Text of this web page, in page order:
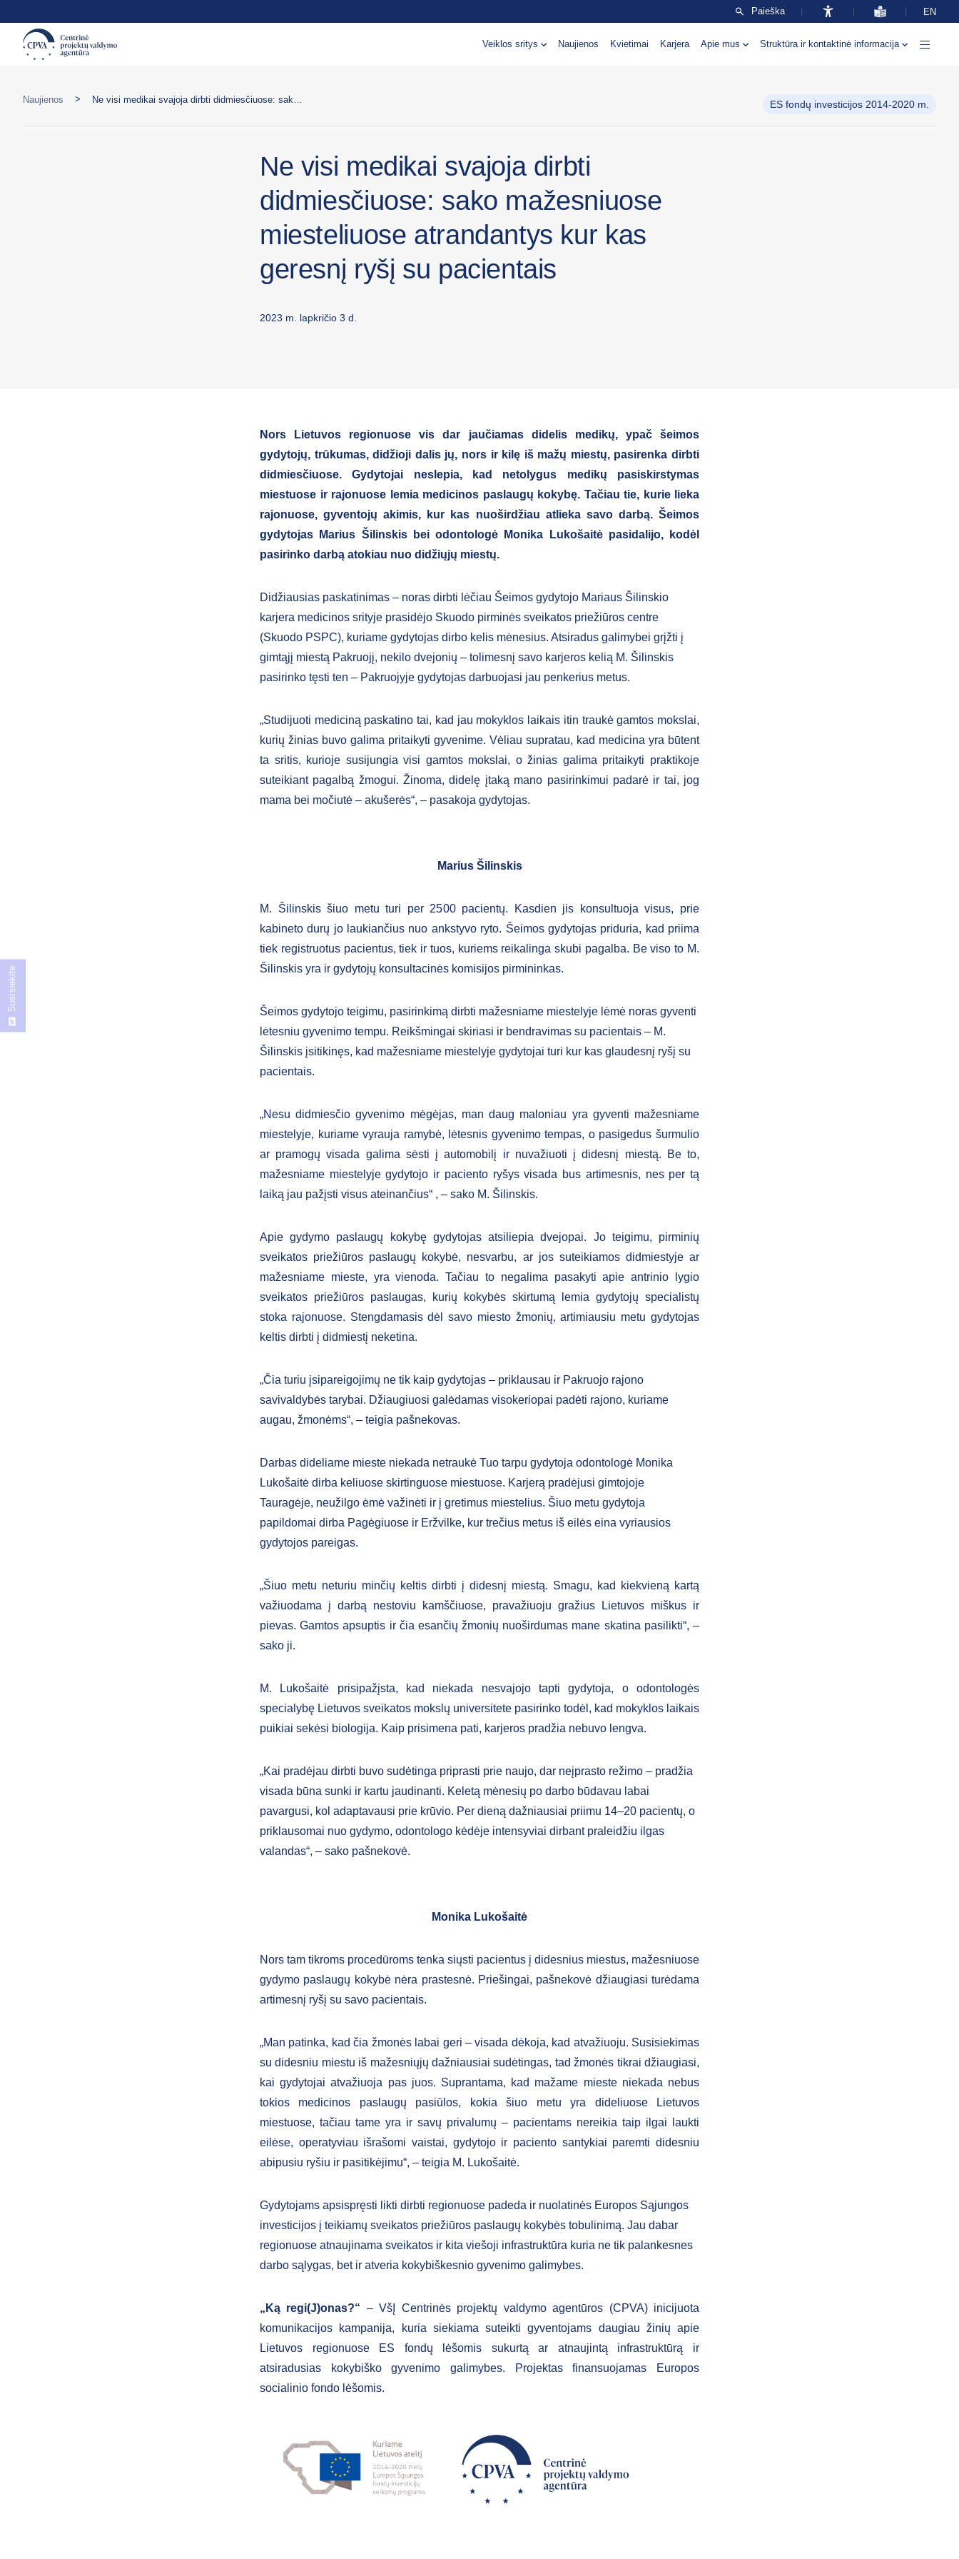
Paieška EN
Veiklos sritys Naujienos Kvietimai Karjera Apie mus Struktūra ir kontaktinė informacija
Naujienos > ES fondų investicijos 2014-2020 m.
Ne visi medikai svajoja dirbti
didmiesčiuose: sako mažesniuose
miesteliuose atrandantys kur kas
geresnį ryšį su pacientais
2023 m. lapkričio 3 d.
Nors Lietuvos regionuose vis dar jaučiamas didelis medikų, ypač šeimos
gydytojų, trūkumas, didžioji dalis jų, nors ir kilę iš mažų miestų, pasirenka dirbti
didmiesčiuose. Gydytojai neslepia, kad netolygus medikų pasiskirstymas
miestuose ir rajonuose lemia medicinos paslaugų kokybę. Tačiau tie, kurie lieka
rajonuose, gyventojų akimis, kur kas nuoširdžiau atlieka savo darbą. Šeimos
gydytojas Marius Šilinskis bei odontologė Monika Lukošaitė pasidalijo, kodėl
pasirinko darbą atokiau nuo didžiųjų miestų.
Didžiausias paskatinimas – noras dirbti lėčiau Šeimos gydytojo Mariaus Šilinskio
karjera medicinos srityje prasidėjo Skuodo pirminės sveikatos priežiūros centre
(Skuodo PSPC), kuriame gydytojas dirbo kelis mėnesius. Atsiradus galimybei grįžti į
gimtąjį miestą Pakruojį, nekilo dvejonių – tolimesnį savo karjeros kelią M. Šilinskis
pasirinko tęsti ten – Pakruojyje gydytojas darbuojasi jau penkerius metus.
„Studijuoti mediciną paskatino tai, kad jau mokyklos laikais itin traukė gamtos mokslai,
kurių žinias buvo galima pritaikyti gyvenime. Vėliau supratau, kad medicina yra būtent
ta sritis, kurioje susijungia visi gamtos mokslai, o žinias galima pritaikyti praktikoje
suteikiant pagalbą žmogui. Žinoma, didelę įtaką mano pasirinkimui padarė ir tai, jog
mama bei močiutė – akušerės“, – pasakoja gydytojas.
Marius Šilinskis
M. Šilinskis šiuo metu turi per 2500 pacientų. Kasdien jis konsultuoja visus, prie
kabineto durų jo laukiančius nuo ankstyvo ryto. Šeimos gydytojas priduria, kad priima
tiek registruotus pacientus, tiek ir tuos, kuriems reikalinga skubi pagalba. Be viso to M.
Šilinskis yra ir gydytojų konsultacinės komisijos pirmininkas.
Šeimos gydytojo teigimu, pasirinkimą dirbti mažesniame miestelyje lėmė noras gyventi
lėtesniu gyvenimo tempu. Reikšmingai skiriasi ir bendravimas su pacientais – M.
Šilinskis įsitikinęs, kad mažesniame miestelyje gydytojai turi kur kas glaudesnį ryšį su
pacientais.
„Nesu didmiesčio gyvenimo mėgėjas, man daug maloniau yra gyventi mažesniame
miestelyje, kuriame vyrauja ramybė, lėtesnis gyvenimo tempas, o pasigedus šurmulio
ar pramogų visada galima sėsti į automobilį ir nuvažiuoti į didesnį miestą. Be to,
mažesniame miestelyje gydytojo ir paciento ryšys visada bus artimesnis, nes per tą
laiką jau pažįsti visus ateinančius“ , – sako M. Šilinskis.
Apie gydymo paslaugų kokybę gydytojas atsiliepia dvejopai. Jo teigimu, pirminių
sveikatos priežiūros paslaugų kokybė, nesvarbu, ar jos suteikiamos didmiestyje ar
mažesniame mieste, yra vienoda. Tačiau to negalima pasakyti apie antrinio lygio
sveikatos priežiūros paslaugas, kurių kokybės skirtumą lemia gydytojų specialistų
stoka rajonuose. Stengdamasis dėl savo miesto žmonių, artimiausiu metu gydytojas
keltis dirbti į didmiestį neketina.
„Čia turiu įsipareigojimų ne tik kaip gydytojas – priklausau ir Pakruojo rajono
savivaldybės tarybai. Džiaugiuosi galėdamas visokeriopai padėti rajono, kuriame
augau, žmonėms“, – teigia pašnekovas.
Darbas dideliame mieste niekada netraukė Tuo tarpu gydytoja odontologė Monika
Lukošaitė dirba keliuose skirtinguose miestuose. Karjerą pradėjusi gimtojoje
Tauragėje, neužilgo ėmė važinėti ir į gretimus miestelius. Šiuo metu gydytoja
papildomai dirba Pagėgiuose ir Eržvilke, kur trečius metus iš eilės eina vyriausios
gydytojos pareigas.
„Šiuo metu neturiu minčių keltis dirbti į didesnį miestą. Smagu, kad kiekvieną kartą
važiuodama į darbą nestoviu kamščiuose, pravažiuoju gražius Lietuvos miškus ir
pievas. Gamtos apsuptis ir čia esančių žmonių nuoširdumas mane skatina pasilikti“, –
sako ji.
M. Lukošaitė prisipažįsta, kad niekada nesvajojo tapti gydytoja, o odontologės
specialybę Lietuvos sveikatos mokslų universitete pasirinko todėl, kad mokyklos laikais
puikiai sekėsi biologija. Kaip prisimena pati, karjeros pradžia nebuvo lengva.
„Kai pradėjau dirbti buvo sudėtinga priprasti prie naujo, dar neįprasto režimo – pradžia
visada būna sunki ir kartu jaudinanti. Keletą mėnesių po darbo būdavau labai
pavargusi, kol adaptavausi prie krūvio. Per dieną dažniausiai priimu 14–20 pacientų, o
priklausomai nuo gydymo, odontologo kėdėje intensyviai dirbant praleidžiu ilgas
valandas“, – sako pašnekovė.
Monika Lukošaitė
Nors tam tikroms procedūroms tenka siųsti pacientus į didesnius miestus, mažesniuose
gydymo paslaugų kokybė nėra prastesnė. Priešingai, pašnekovė džiaugiasi turėdama
artimesnį ryšį su savo pacientais.
„Man patinka, kad čia žmonės labai geri – visada dėkoja, kad atvažiuoju. Susisiekimas
su didesniu miestu iš mažesniųjų dažniausiai sudėtingas, tad žmonės tikrai džiaugiasi,
kai gydytojai atvažiuoja pas juos. Suprantama, kad mažame mieste niekada nebus
tokios medicinos paslaugų pasiūlos, kokia šiuo metu yra dideliuose Lietuvos
miestuose, tačiau tame yra ir savų privalumų – pacientams nereikia taip ilgai laukti
eilėse, operatyviau išrašomi vaistai, gydytojo ir paciento santykiai paremti didesniu
abipusiu ryšiu ir pasitikėjimu“, – teigia M. Lukošaitė.
Gydytojams apsispręsti likti dirbti regionuose padeda ir nuolatinės Europos Sąjungos
investicijos į teikiamų sveikatos priežiūros paslaugų kokybės tobulinimą. Jau dabar
regionuose atnaujinama sveikatos ir kita viešoji infrastruktūra kuria ne tik palankesnes
darbo sąlygas, bet ir atveria kokybiškesnio gyvenimo galimybes.
„Ką regi(J)onas?“ – VšĮ Centrinės projektų valdymo agentūros (CPVA) inicijuota
komunikacijos kampanija, kuria siekiama suteikti gyventojams daugiau žinių apie
Lietuvos regionuose ES fondų lėšomis sukurtą ar atnaujintą infrastruktūrą ir
atsiradusias kokybiško gyvenimo galimybes. Projektas finansuojamas Europos
socialinio fondo lėšomis.
Susisiekite